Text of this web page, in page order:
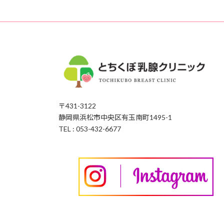
〒431-3122
静岡県浜松市中央区有玉南町1495-1
TEL : 053-432-6677